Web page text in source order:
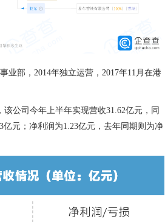
业部， 2014年独立运营，2017年11月在港
公司今年上半年实现营收31.62亿元，同
元；净利润为1.23亿元，去年同期则为净